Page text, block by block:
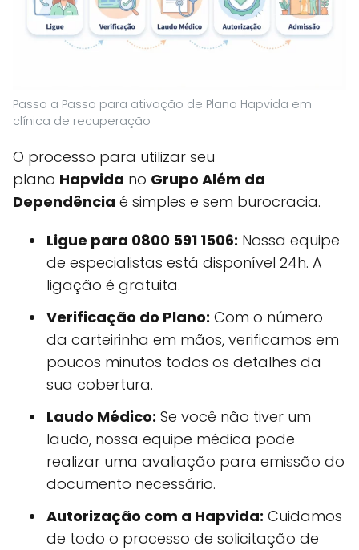
Passo a Passo para ativação de Plano Hapvida em
clínica de recuperação
O processo para utilizar seu
plano Hapvida no Grupo Além da
Dependência é simples e sem burocracia.
Ligue para 0800 591 1506: Nossa equipe
de especialistas está disponível 24h. A
ligação é gratuita.
Verificação do Plano: Com o número
da carteirinha em mãos, verificamos em
poucos minutos todos os detalhes da
sua cobertura.
Laudo Médico: Se você não tiver um
laudo, nossa equipe médica pode
realizar uma avaliação para emissão do
documento necessário.
Autorização com a Hapvida: Cuidamos
de todo o processo de solicitação de